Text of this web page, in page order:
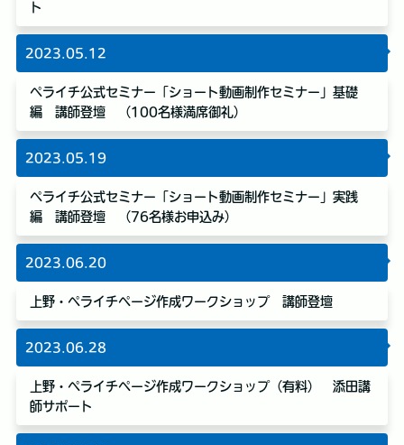
ト
2023.05.12
ペライチ公式セミナー「ショート動画制作セミナー」基礎
編 講師登壇 （100名様満席御礼）
2023.05.19
ペライチ公式セミナー「ショート動画制作セミナー」実践
編 講師登壇 （76名様お申込み）
2023.06.20
上野・ペライチページ作成ワークショップ 講師登壇
2023.06.28
上野・ペライチページ作成ワークショップ（有料） 添田講
師サポート